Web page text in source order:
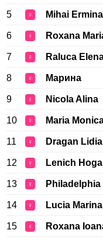
5 ♀ Mihai Ermina
6 ♀ Roxana
7 ♀ Raluca
8 ♀ Марина
9 ♀ Nicola Alina
10 ♀ Maria
11 ♀ Dragan Lidia
12 ♀ Lenich
13 ♀ Philadelphia
14 ♀ Lucia Marina
15 ♀ Roxana